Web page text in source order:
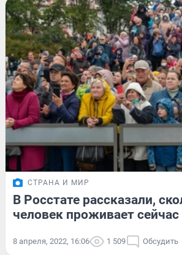
СТРАНА И МИР
В Росстате рассказали,
человек проживает
8 апреля, 2022, 16:06 1 509 Обсудить